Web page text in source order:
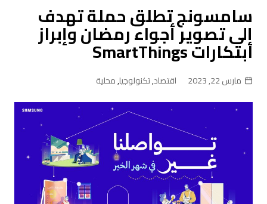
سامسونج تطلق حملة تهدف
إلى تصوير أجواء رمضان وإبراز
ابتكارات SmartThings
مارس 22, 2023 اقتصاد,تكنولوجيا,محلية